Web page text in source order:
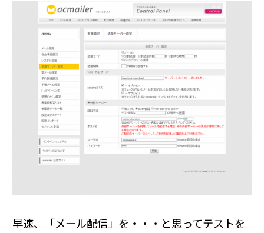
早速、「メール配信」を・・・と思ってテストを